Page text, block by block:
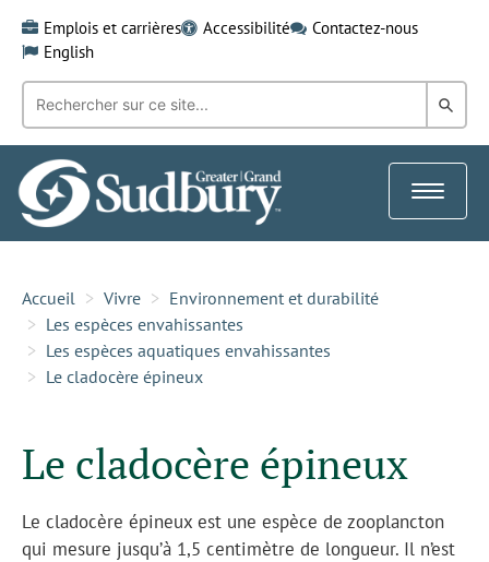
content
Emplois et carrières Accessibilité
Contactez-nous
English
Recherche
mot-
clé:
dans
Toggle
Accueil Vivre
Environnement et durabilité
Les espèces envahissantes
Les espèces aquatiques envahissantes
Le cladocère épineux
Le cladocère épineux
Le cladocère épineux est une espèce de zooplancton
qui mesure jusqu’à 1,5 centimètre de longueur. Il n’est